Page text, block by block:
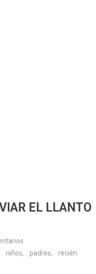
EL LLANTO
niños, padres,
recién